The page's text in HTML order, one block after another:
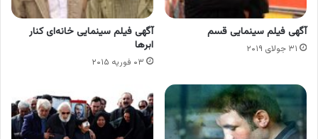
آگهی فیلم سینمایی قسم
۳۱ جولای ۲۰۱۹
آگهی فیلم سینمایی خانه‌ای کنار
ابرها
۰۳ فوریه ۲۰۱۵